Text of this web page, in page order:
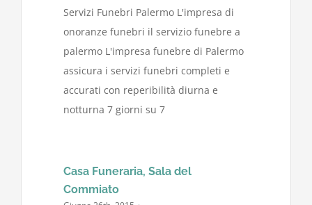
Servizi Funebri Palermo L'impresa di
onoranze funebri il servizio funebre a
palermo L'impresa funebre di Palermo
assicura i servizi funebri completi e
accurati con reperibilità diurna e
notturna 7 giorni su 7
Casa Funeraria, Sala del
Commiato